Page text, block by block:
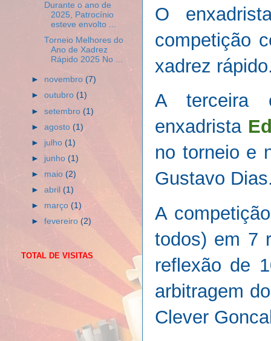
O
competição
xadrez
A terceira
enxadrista
no torneio e
Gustavo
A
todos) em 7
reflexão de
arbitragem
Clever
Durante o ano de
2025, Patrocínio
esteve envolto ...
Torneio Melhores do
Ano de Xadrez
Rápido 2025 No ...
► novembro (7)
►outubro(1)
►setembro (1)
►agosto(1)
► julho(1)
► junho (1)
► maio (2)
►abril (1)
► março(1)
►fevereiro(2)
TOTAL DE VISITAS